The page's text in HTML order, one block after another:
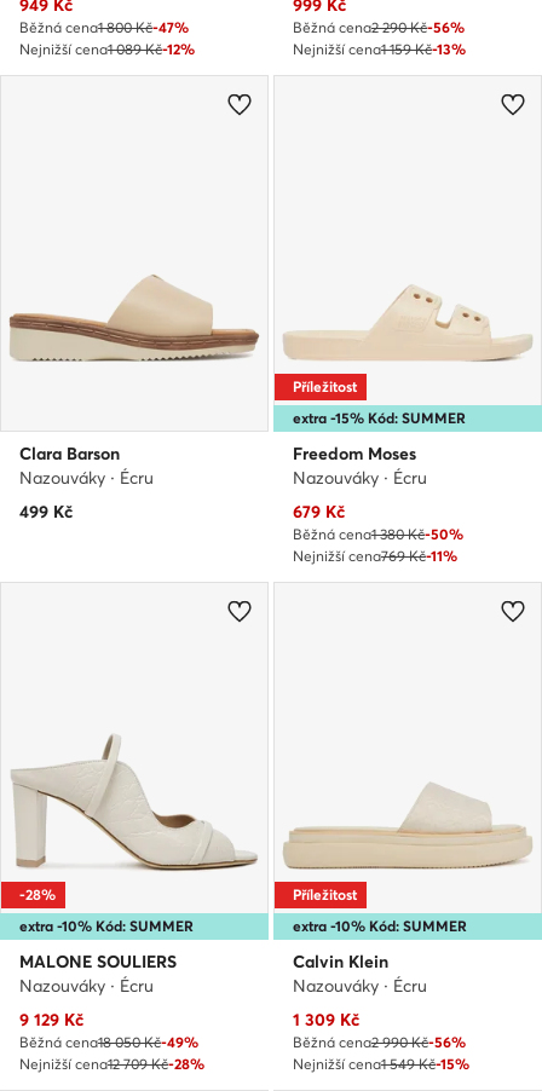
Běžná cena1 800 Kč-47%
Nejnižší cena1 089 Kč-12%
Běžná cena2 290 Kč-56%
Nejnižší cena1 159 Kč-13%
Clara Barson
Nazouváky · Écru
499 Kč
extra -15% Kód: SUMMER
Příležitost
Freedom Moses
Nazouváky · Écru
Aktuální cena
679 Kč
Běžná cena1 380 Kč-50%
Nejnižší cena769 Kč-11%
extra -10% Kód: SUMMER
-28%
MALONE SOULIERS
Nazouváky · Écru
Aktuální cena
9 129 Kč
Běžná cena18 050 Kč-49%
Nejnižší cena12 709 Kč-28%
extra -10% Kód: SUMMER
Příležitost
Calvin Klein
Nazouváky · Écru
Aktuální cena
1 309 Kč
Běžná cena2 990 Kč-56%
Nejnižší cena1 549 Kč-15%